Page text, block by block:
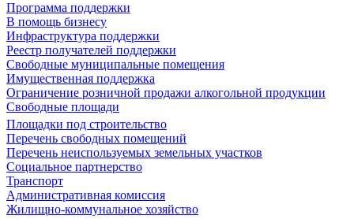
Программа поддержки
В помощь бизнесу
Инфраструктура поддержки
Реестр получателей поддержки
Свободные муниципальные помещения
Имущественная поддержка
Ограничение розничной продажи алкогольной продукции
Свободные площади
Площадки под строительство
Перечень свободных помещений
Перечень неиспользуемых земельных участков
Социальное партнерство
Транспорт
Административная комиссия
Жилищно-коммунальное хозяйство